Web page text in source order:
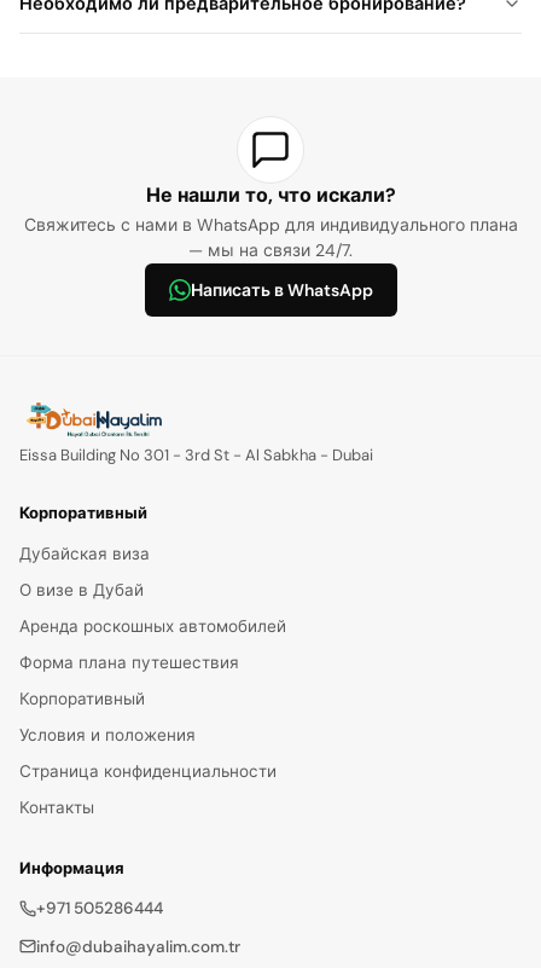
Не нашли то, что искали?
Свяжитесь с нами в WhatsApp для индивидуального плана
— мы на связи 24/7.
Написать в WhatsApp
Eissa Building No 301 - 3rd St - Al Sabkha - Dubai
Корпоративный
Дубайская виза
О визе в Дубай
Аренда роскошных автомобилей
Форма плана путешествия
Корпоративный
Условия и положения
Страница конфиденциальности
Контакты
Информация
+971 505286444
info@dubaihayalim.com.tr